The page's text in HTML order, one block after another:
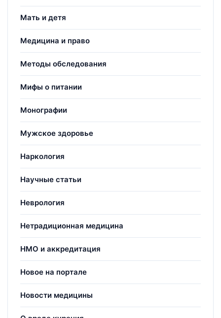
Мать и детя
Медицина и право
Методы обследования
Мифы о питании
Монографии
Мужское здоровье
Наркология
Научные статьи
Неврология
Нетрадиционная медицина
НМО и аккредитация
Новое на портале
Новости медицины